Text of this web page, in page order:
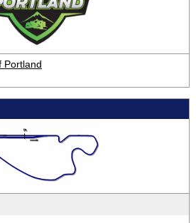
Portland